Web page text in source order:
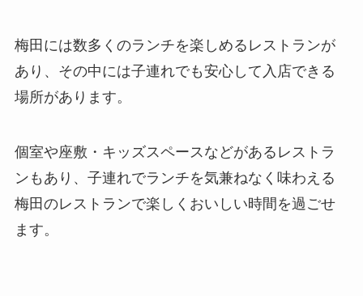
梅田には数多くのランチを楽しめるレストランが
あり、その中には子連れでも安心して入店できる
場所があります。
個室や座敷・キッズスペースなどがあるレストラ
ンもあり、子連れでランチを気兼ねなく味わえる
梅田のレストランで楽しくおいしい時間を過ごせ
ます。